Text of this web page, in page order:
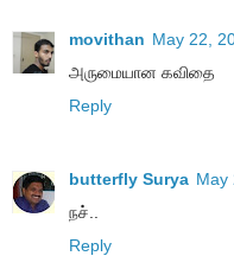
movithan May 22,
அருமையான கவிதை
Reply
butterfly Surya May
நச்..
Reply